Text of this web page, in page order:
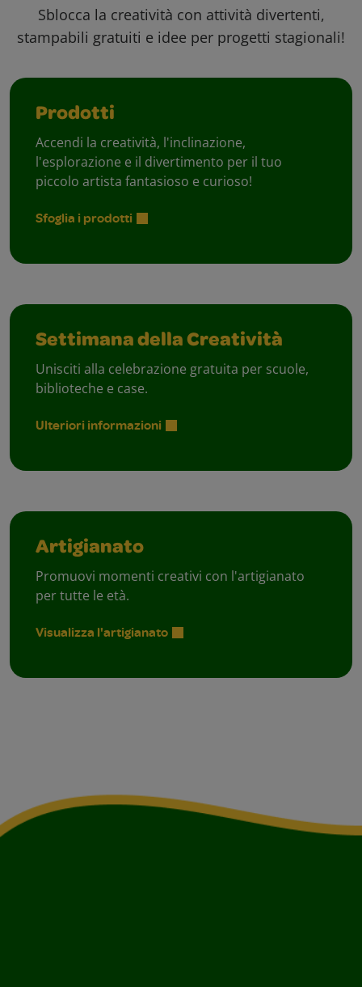
Sblocca la creatività con attività divertenti,
stampabili gratuiti e idee per progetti stagionali!
Prodotti
Accendi la creatività, l'inclinazione,
l'esplorazione e il divertimento per il tuo
piccolo artista fantasioso e curioso!
Sfoglia i prodotti
Settimana della Creatività
Unisciti alla celebrazione gratuita per scuole,
biblioteche e case.
Ulteriori informazioni
Artigianato
Promuovi momenti creativi con l'artigianato
per tutte le età.
Visualizza l'artigianato